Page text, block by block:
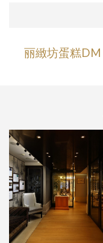
丽緻坊蛋糕DM